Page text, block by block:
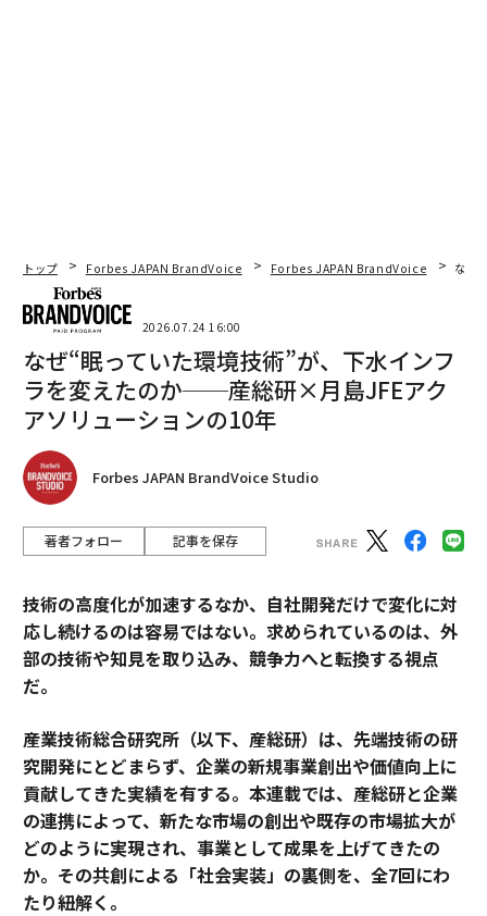
トップ Forbes JAPAN BrandVoice Forbes JAPAN BrandVoice なぜ
2026.07.24 16:00
なぜ“眠っていた環境技術”が、下水インフ
ラを変えたのか──産総研×月島JFEアク
アソリューションの10年
Forbes JAPAN BrandVoice Studio
著者フォロー 記事を保存
技術の高度化が加速するなか、自社開発だけで変化に対
応し続けるのは容易ではない。求められているのは、外
部の技術や知見を取り込み、競争力へと転換する視点
だ。
産業技術総合研究所（以下、産総研）は、先端技術の研
究開発にとどまらず、企業の新規事業創出や価値向上に
貢献してきた実績を有する。本連載では、産総研と企業
の連携によって、新たな市場の創出や既存の市場拡大が
どのように実現され、事業として成果を上げてきたの
か。その共創による「社会実装」の裏側を、全7回にわ
たり紐解く。